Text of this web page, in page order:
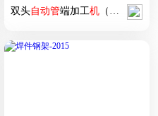
双头自动管端加工机（ 机）